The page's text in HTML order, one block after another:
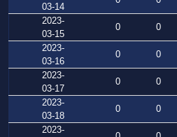
03-14
2023-
03-15
0 0
2023-
03-16
0 0
2023-
03-17
0 0
2023-
03-18
0 0
2023-